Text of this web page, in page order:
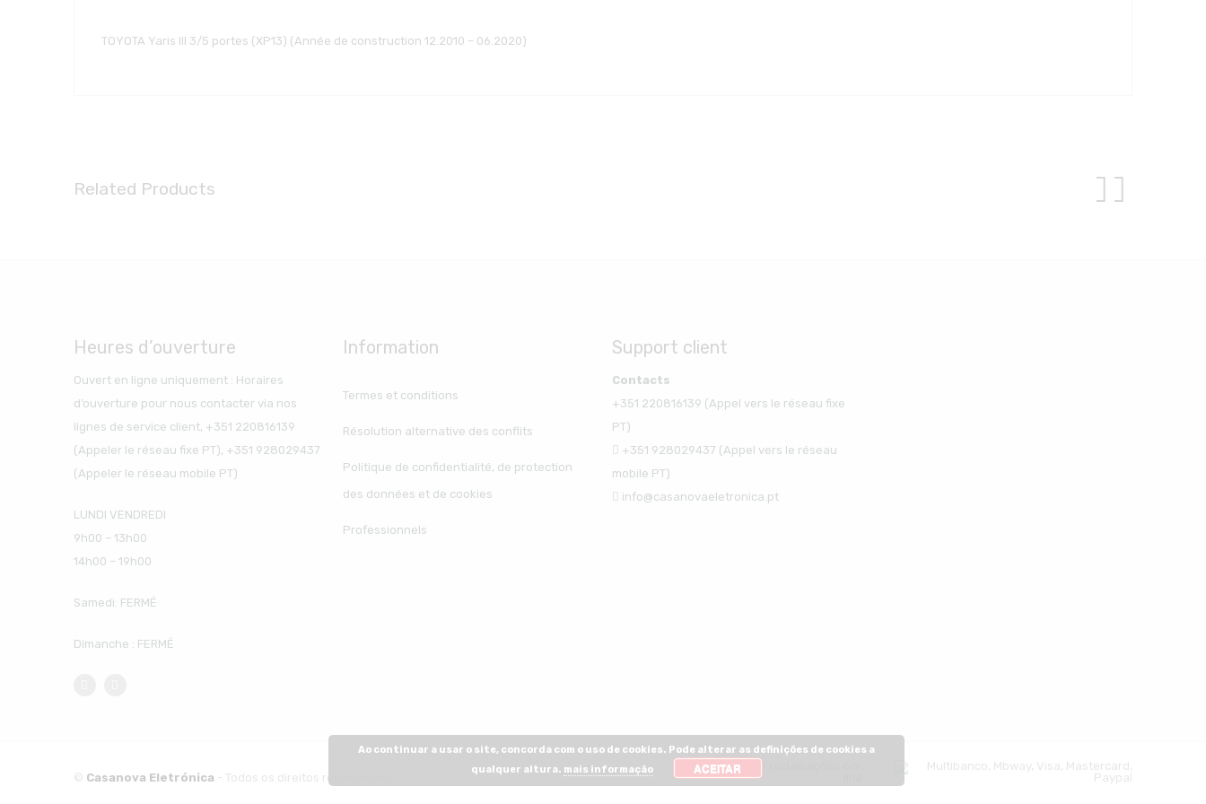
TOYOTA Yaris III 3/5 portes (XP13) (Année de construction 12.2010 – 06.2020)
Related Products
Heures d’ouverture
Ouvert en ligne uniquement : Horaires
d’ouverture pour nous contacter via nos
lignes de service client, +351 220816139
(Appeler le réseau fixe PT), +351 928029437
(Appeler le réseau mobile PT)
LUNDI VENDREDI
9h00 – 13h00
14h00 – 19h00
Samedi: FERMÉ
Dimanche : FERMÉ
Information
Termes et conditions
Résolution alternative des conflits
Politique de confidentialité, de protection
des données et de cookies
Professionnels
Support client
Contacts
+351 220816139 (Appel vers le réseau fixe
PT)
+351 928029437 (Appel vers le réseau
mobile PT)
info@casanovaeletronica.pt
© Casanova Eletrónica - Todos os direitos reservados!
Ao continuar a usar o site, concorda com o uso de cookies. Pode alterar as definições de cookies a
qualquer altura. mais informação ACEITAR